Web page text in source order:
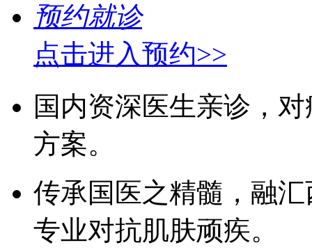
预约就诊
点击进入预约>>
国内资深医生亲诊，
方案。
传承国医之精髓，融
专业对抗肌肤顽疾。